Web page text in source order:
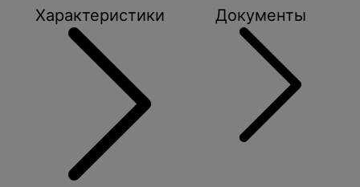
Характеристики Документы